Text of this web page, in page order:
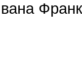
Івана